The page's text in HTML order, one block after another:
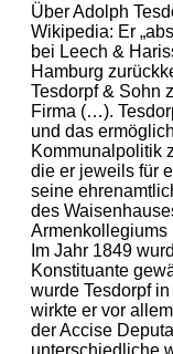
Über Adolph
Wikipedia: Er
bei Leech &
Hamburg
Tesdorpf & Sohn
Firma (…).
und das
Kommunalpolitik
die er jeweils für
seine
des
Armenkollegiums
Im Jahr 1849
Konstituante
wurde Tesdorpf
wirkte er vor
der Accise
unterschiedliche